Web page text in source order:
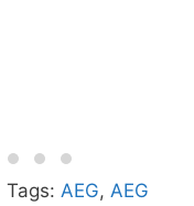
Tags: AEG, AEG